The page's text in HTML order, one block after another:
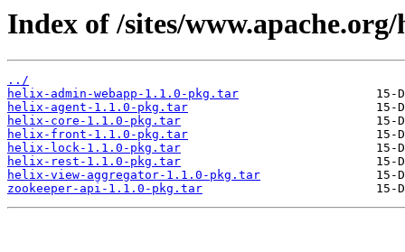
Index of /sites/
../
helix-admin-webapp-1.1.0-pkg.tar
helix-agent-1.1.0-pkg.tar
helix-core-1.1.0-pkg.tar
helix-front-1.1.0-pkg.tar
helix-lock-1.1.0-pkg.tar
helix-rest-1.1.0-pkg.tar
helix-view-aggregator-1.1.0-pkg.tar
zookeeper-api-1.1.0-pkg.tar